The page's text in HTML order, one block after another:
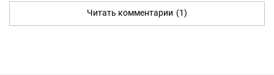
Читать комментарии (1)